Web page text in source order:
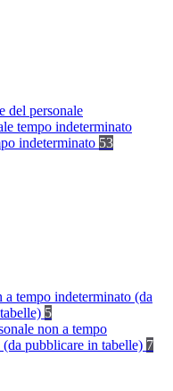
del personale
tempo indeterminato
indeterminato 53
a tempo indeterminato (da
5
non a tempo
pubblicare in tabelle) 7